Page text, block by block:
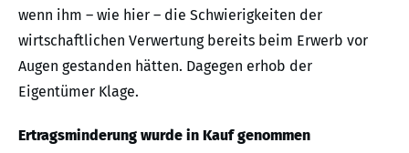
wenn ihm – wie hier – die Schwierigkeiten der
wirtschaftlichen Verwertung bereits beim Erwerb vor
Augen gestanden hätten. Dagegen erhob der
Eigentümer Klage.
Ertragsminderung wurde in Kauf genommen